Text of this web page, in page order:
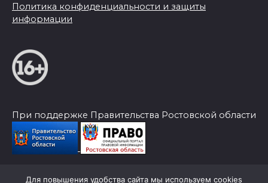
Политика конфиденциальности и защиты
информации
При поддержке Правительства Ростовской области
Для повышения удобства сайта мы используем cookies